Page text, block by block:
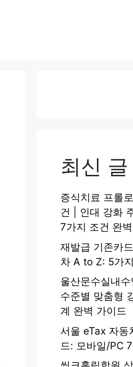
최신 글
증식치료 프롤
건 | 인대 강화
7가지 조건 완
재발급 기존카
차 A to Z: 5가
울산문수실내수
수준별 맞춤형
계 완벽 가이드
서울 eTax 자동
드: 모바일/PC